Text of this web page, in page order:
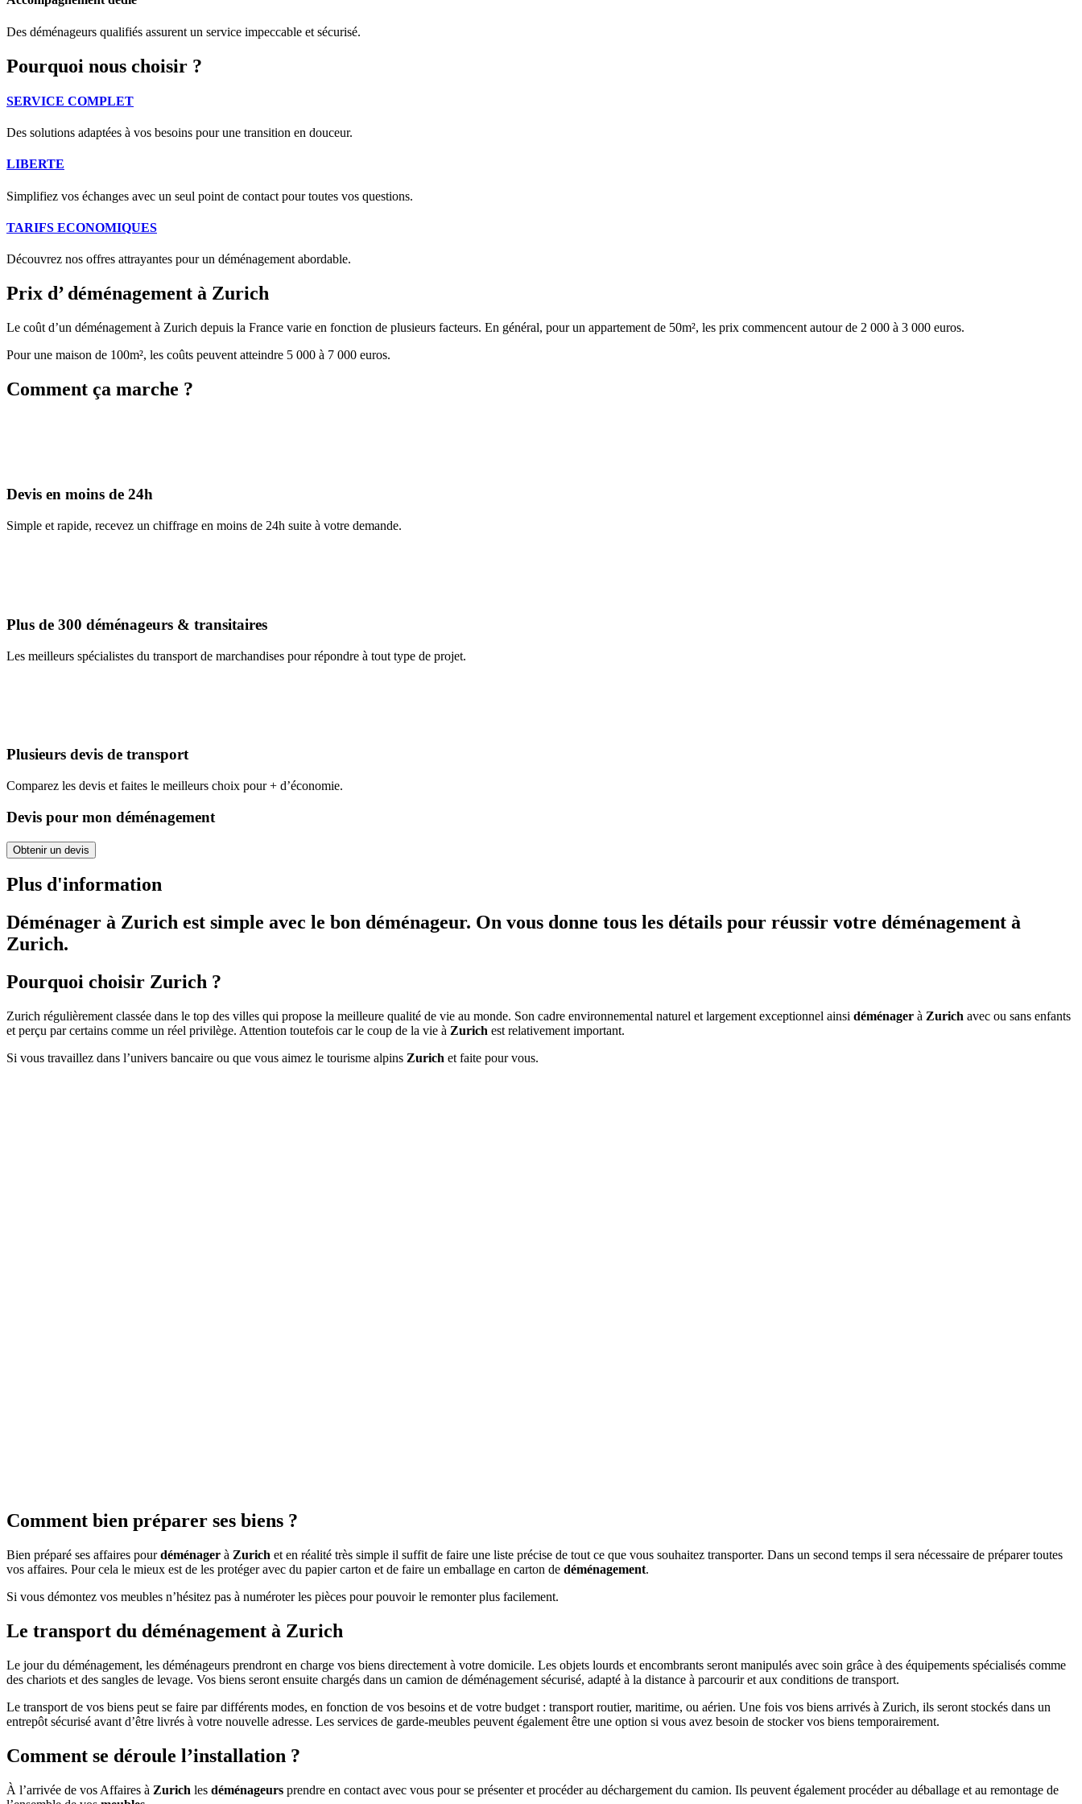
Des déménageurs qualifiés assurent un service impeccable et sécurisé.
Pourquoi nous choisir ?
SERVICE COMPLET
Des solutions adaptées à vos besoins pour une transition en douceur.
LIBERTE
Simplifiez vos échanges avec un seul point de contact pour toutes vos questions.
TARIFS ECONOMIQUES
Découvrez nos offres attrayantes pour un déménagement abordable.
Prix d’ déménagement à Zurich
Le coût d’un déménagement à Zurich depuis la France varie en fonction de plusieurs facteurs. En général, pour un appartement de 50m², les prix commencent autour de 2 000 à 3 000 euros.
Pour une maison de 100m², les coûts peuvent atteindre 5 000 à 7 000 euros.
Comment ça marche ?
Devis en moins de 24h
Simple et rapide, recevez un chiffrage en moins de 24h suite à votre demande.
Plus de 300 déménageurs & transitaires
Les meilleurs spécialistes du transport de marchandises pour répondre à tout type de projet.
Plusieurs devis de transport
Comparez les devis et faites le meilleurs choix pour + d’économie.
Devis pour mon déménagement
Obtenir un devis
Plus d'information
Déménager à Zurich est simple avec le bon déménageur. On vous donne tous les détails pour réussir votre déménagement à
Zurich.
Pourquoi choisir Zurich ?
Zurich régulièrement classée dans le top des villes qui propose la meilleure qualité de vie au monde. Son cadre environnemental naturel et largement exceptionnel ainsi déménager à Zurich avec ou sans enfants
et perçu par certains comme un réel privilège. Attention toutefois car le coup de la vie à Zurich est relativement important.
Si vous travaillez dans l’univers bancaire ou que vous aimez le tourisme alpins Zurich et faite pour vous.
Comment bien préparer ses biens ?
Bien préparé ses affaires pourdéménager à Zurich et en réalité très simple il suffit de faire une liste précise de tout ce que vous souhaitez transporter. Dans un second temps il sera nécessaire de préparer toutes
vos affaires. Pour cela le mieux est de les protéger avec du papier carton et de faire un emballage en carton de déménagement.
Si vous démontez vos meubles n’hésitez pas à numéroter les pièces pour pouvoir le remonter plus facilement.
Le transport du déménagement à Zurich
Le jour du déménagement, les déménageurs prendront en charge vos biens directement à votre domicile. Les objets lourds et encombrants seront manipulés avec soin grâce à des équipements spécialisés comme
des chariots et des sangles de levage. Vos biens seront ensuite chargés dans un camion de déménagement sécurisé, adapté à la distance à parcourir et aux conditions de transport.
Le transport de vos biens peut se faire par différents modes, en fonction de vos besoins et de votre budget : transport routier, maritime, ou aérien. Une fois vos biens arrivés à Zurich, ils seront stockés dans un
entrepôt sécurisé avant d’être livrés à votre nouvelle adresse. Les services de garde-meubles peuvent également être une option si vous avez besoin de stocker vos biens temporairement.
Comment se déroule l’installation ?
À l’arrivée de vos Affaires à Zurich les déménageurs prendre en contact avec vous pour se présenter et procéder au déchargement du camion. Ils peuvent également procéder au déballage et au remontage de